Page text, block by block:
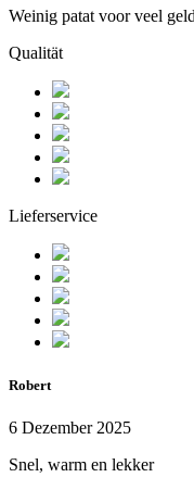
Weinig patat voor veel
Qualität
Lieferservice
Robert
6 Dezember 2025
Snel, warm en lekker